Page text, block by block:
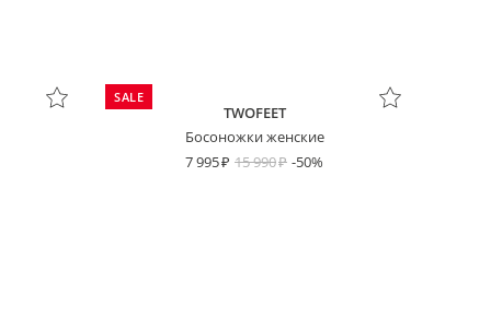
SALE
TWOFEET
Босоножки женские
7 995
15 990 -50%